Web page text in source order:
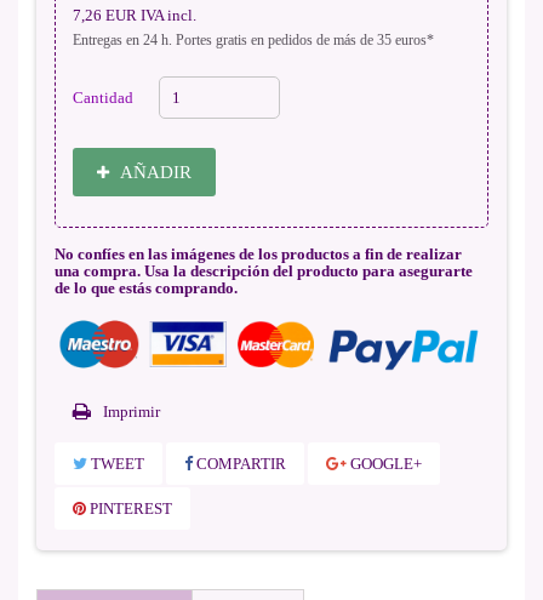
7,26 EUR IVA incl.
Entregas en 24 h. Portes gratis en pedidos de más de 35 euros*
Cantidad
AÑADIR
No confíes en las imágenes de los productos a fin de realizar
una compra. Usa la descripción del producto para asegurarte
de lo que estás comprando.
Imprimir
TWEET COMPARTIR GOOGLE+
PINTEREST